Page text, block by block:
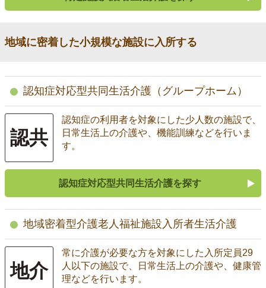
地域に密着した小規模な施設に入所する
認知症対応型共同生活介護（グループホーム）
認共
認知症の利用者を対象にした少人数の施設で、
日常生活上の介護や、機能訓練などを行いま
す。
認知症対応型共同生活介護を探す
地域密着型介護老人福祉施設入所者生活介護
地介
常に介護が必要な方を対象にした入所定員29
人以下の施設で、日常生活上の介護や、健康管
理などを行います。